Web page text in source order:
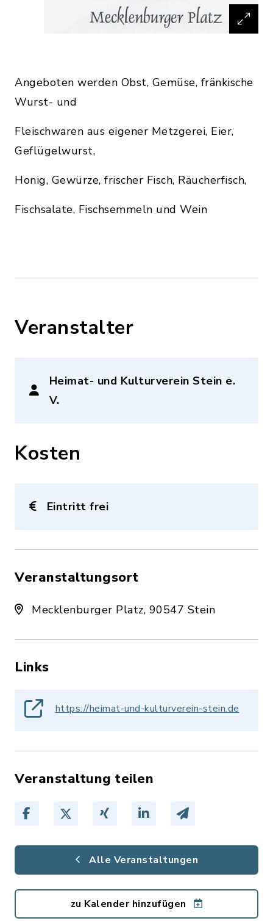
Angeboten werden Obst, Gemüse, fränkische
Wurst- und
Fleischwaren aus eigener Metzgerei, Eier,
Geflügelwurst,
Honig, Gewürze, frischer Fisch, Räucherfisch,
Fischsalate, Fischsemmeln und Wein
Veranstalter
Heimat- und Kulturverein Stein e.
V.
Kosten
Eintritt frei
Veranstaltungsort
Mecklenburger Platz, 90547 Stein
Links
https://heimat-und-kulturverein-stein.de
Veranstaltung teilen
Alle Veranstaltungen
zu Kalender hinzufügen